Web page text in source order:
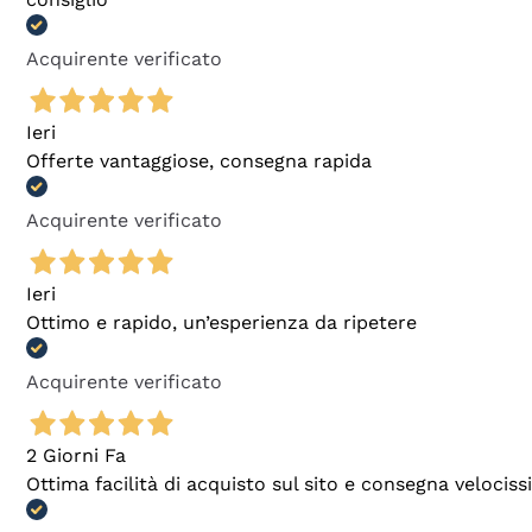
Acquirente verificato
Ieri
Offerte vantaggiose, consegna rapida
Acquirente verificato
Ieri
Ottimo e rapido, un’esperienza da ripetere
Acquirente verificato
2 Giorni Fa
Ottima facilità di acquisto sul sito e consegna